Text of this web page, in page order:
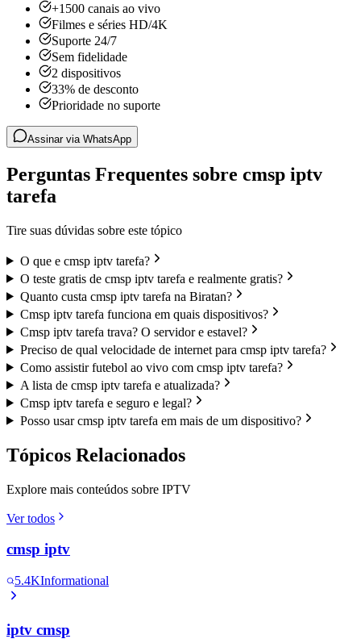
+1500 canais ao vivo
Filmes e séries HD/4K
Suporte 24/7
Sem fidelidade
2 dispositivos
33% de desconto
Prioridade no suporte
Assinar via WhatsApp
Perguntas Frequentes sobre cmsp iptv
tarefa
Tire suas dúvidas sobre este tópico
O que e cmsp iptv tarefa?
O teste gratis de cmsp iptv tarefa e realmente gratis?
Quanto custa cmsp iptv tarefa na Biratan?
Cmsp iptv tarefa funciona em quais dispositivos?
Cmsp iptv tarefa trava? O servidor e estavel?
Preciso de qual velocidade de internet para cmsp iptv tarefa?
Como assistir futebol ao vivo com cmsp iptv tarefa?
A lista de cmsp iptv tarefa e atualizada?
Cmsp iptv tarefa e seguro e legal?
Posso usar cmsp iptv tarefa em mais de um dispositivo?
Tópicos Relacionados
Explore mais conteúdos sobre IPTV
Ver todos
cmsp iptv
5.4KInformational
iptv cmsp